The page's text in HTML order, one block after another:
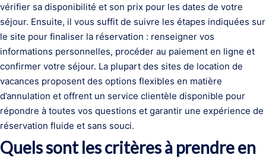
vérifier sa disponibilité et son prix pour les dates de votre
séjour. Ensuite, il vous suffit de suivre les étapes indiquées sur
le site pour finaliser la réservation : renseigner vos
informations personnelles, procéder au paiement en ligne et
confirmer votre séjour. La plupart des sites de location de
vacances proposent des options flexibles en matière
d’annulation et offrent un service clientèle disponible pour
répondre à toutes vos questions et garantir une expérience de
réservation fluide et sans souci.
Quels sont les critères à prendre en